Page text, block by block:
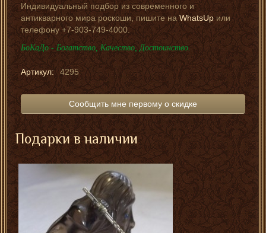
Индивидуальный подбор из современного и
антикварного мира роскоши, пишите наWhatsUpили
телефону +7-903-749-4000.
БоКаДо - Богатство, Качество, Достоинство.
Артикул: 4295
Сообщить мне первому о скидке
Подарки в наличии